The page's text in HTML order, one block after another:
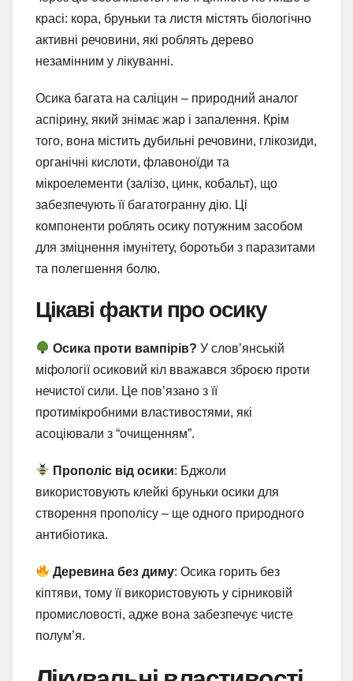
красі: кора, бруньки та листя містять біологічно
активні речовини, які роблять дерево
незамінним у лікуванні.
Осика багата на саліцин – природний аналог
аспірину, який знімає жар і запалення. Крім
того, вона містить дубильні речовини, глікозиди,
органічні кислоти, флавоноїди та
мікроелементи (залізо, цинк, кобальт), що
забезпечують її багатогранну дію. Ці
компоненти роблять осику потужним засобом
для зміцнення імунітету, боротьби з паразитами
та полегшення болю.
Цікаві факти про осику
Осика проти вампірів? У слов’янській
міфології осиковий кіл вважався зброєю проти
нечистої сили. Це пов’язано з її
протимікробними властивостями, які
асоціювали з “очищенням”.
Прополіс від осики: Бджоли
використовують клейкі бруньки осики для
створення прополісу – ще одного природного
антибіотика.
Деревина без диму: Осика горить без
кіптяви, тому її використовують у сірниковій
промисловості, адже вона забезпечує чисте
полум’я.